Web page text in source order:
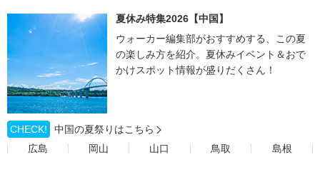
夏休み特集2026【中国】
ウォーカー編集部がおすすめする、この夏
の楽しみ方を紹介。夏休みイベント＆おで
かけスポット情報が盛りだくさん！
CHECK!
中国の夏祭りはこちら
広島
岡山 山口 鳥取 島根